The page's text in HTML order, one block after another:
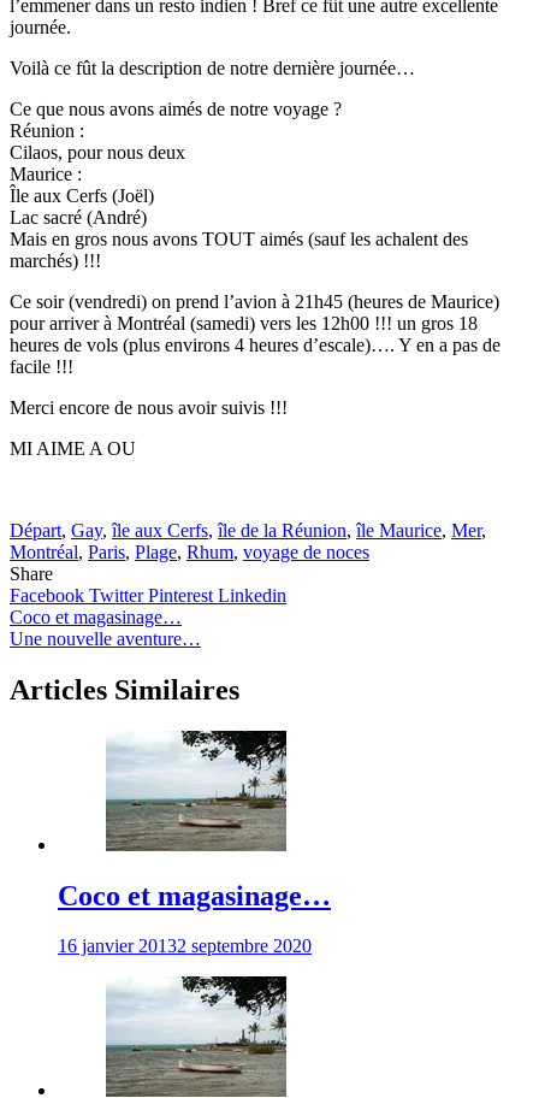
l’emmener dans un resto indien ! Bref ce fût une autre excellente
journée.
Voilà ce fût la description de notre dernière journée…
Ce que nous avons aimés de notre voyage ?
Réunion :
Cilaos, pour nous deux
Maurice :
Île aux Cerfs (Joël)
Lac sacré (André)
Mais en gros nous avons TOUT aimés (sauf les achalent des
marchés) !!!
Ce soir (vendredi) on prend l’avion à 21h45 (heures de Maurice)
pour arriver à Montréal (samedi) vers les 12h00 !!! un gros 18
heures de vols (plus environs 4 heures d’escale)…. Y en a pas de
facile !!!
Merci encore de nous avoir suivis !!!
MI AIME A OU
Départ, Gay,île aux Cerfs,île de la Réunion,île Maurice, Mer,
Montréal, Paris, Plage, Rhum, voyage de noces
Share
Facebook TwitterPinterest Linkedin
Navigation
de
l’article
Coco et magasinage…
Une nouvelle aventure…
Articles Similaires
Coco et magasinage…
16 janvier 20132 septembre 2020